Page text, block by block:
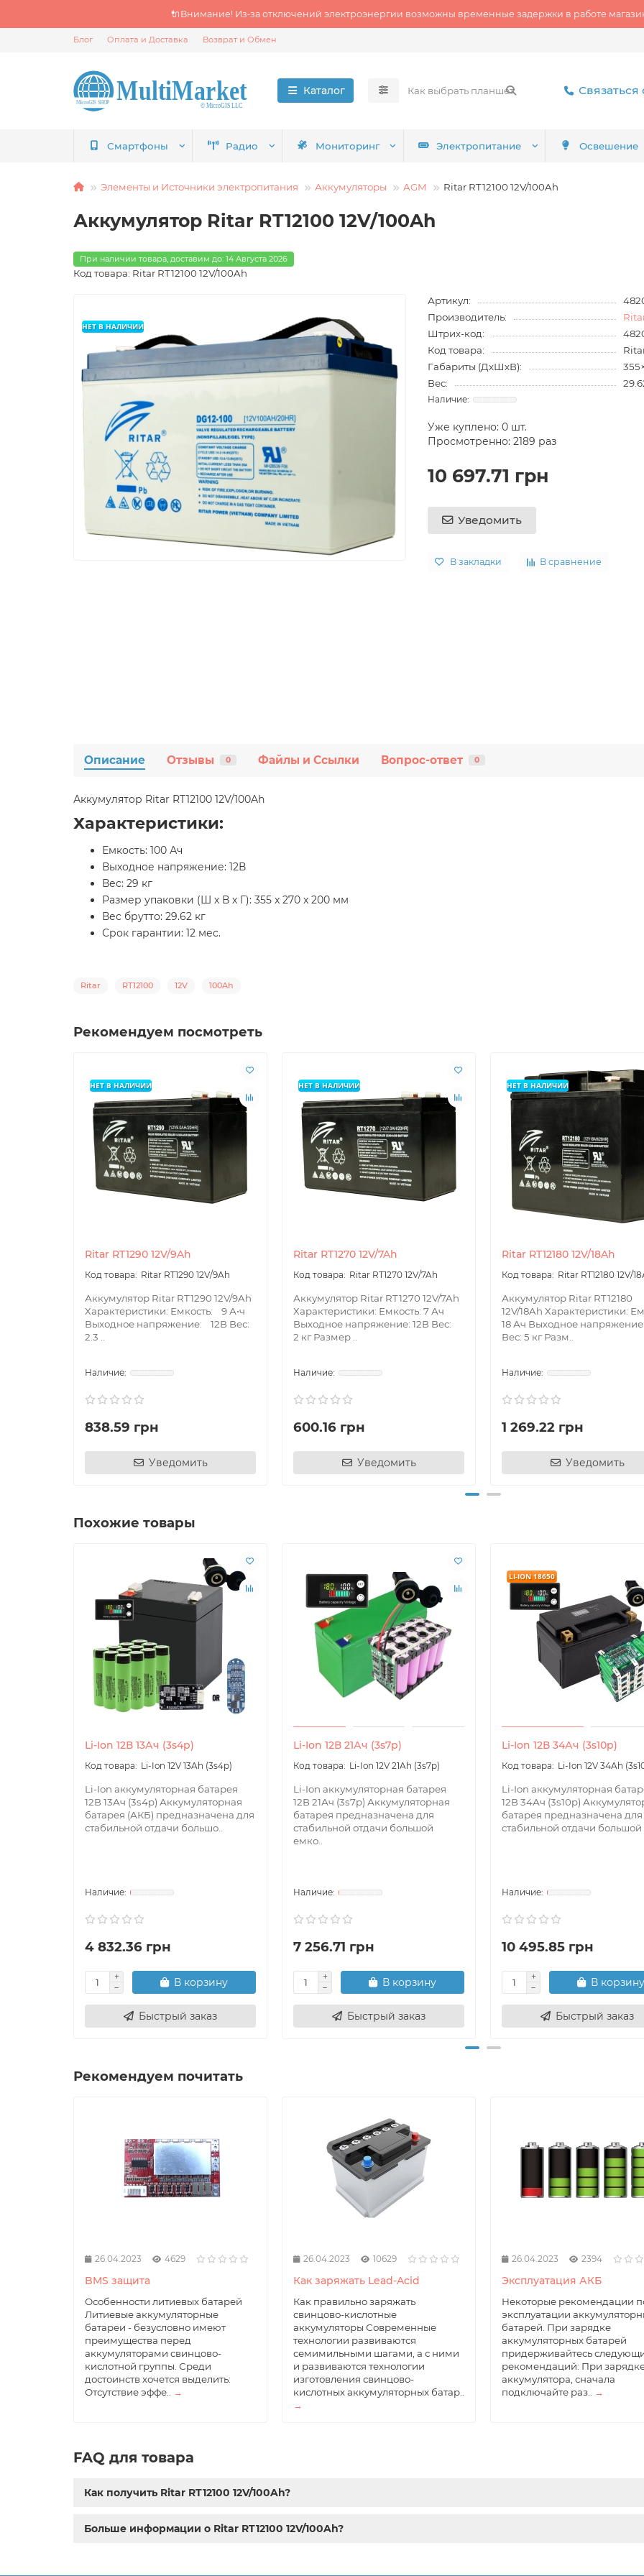
🔌Внимание! Из‑за отключений электроэнергии возможны временные задержки в работе
Блог Оплата и Доставка Возврат и Обмен
Каталог Связаться
Смартфоны Радио Мониторинг Электропитание Освешение
Элементы и Источники электропитания Аккумуляторы AGM Ritar RT12100 12V/100Ah
Аккумулятор Ritar RT12100 12V/100Ah
При наличии товара, доставим до: 14 Августа 2026
Код товара: Ritar RT12100 12V/100Ah
НЕТ В НАЛИЧИИ
Артикул:
Производитель:
Штрих-код:
Код товара:
Габариты (ДхШхВ):
Вес:
Уже куплено:0 шт.
Просмотренно: 2189 раз
10 697.71 грн
Уведомить
В закладки В сравнение
Описание Отзывы 0 Файлы и Ссылки Вопрос-ответ 0
Аккумулятор Ritar RT12100 12V/100Ah
Характеристики:
Емкость: 100 Ач
Выходное напряжение: 12В
Вес: 29 кг
Размер упаковки (Ш х В х Г): 355 x 270 x 200 мм
Вес брутто: 29.62 кг
Срок гарантии: 12 мес.
Ritar RT12100 12V 100Ah
Рекомендуем посмотреть
Ritar RT1290 12V/9Ah
Ritar RT1290 12V/9Ah
Аккумулятор Ritar RT1290 12V/9Ah
Характеристики: Емкость: 9 А•ч
Выходное напряжение: 12В Вес:
2.3 ..
НЕТ В НАЛИЧИИ
838.59 грн
Уведомить
Ritar RT1270 12V/7Ah
Ritar RT1270 12V/7Ah
Аккумулятор Ritar RT1270 12V/7Ah
Характеристики: Емкость: 7 Ач
Выходное напряжение: 12В Вес:
2 кг Размер ..
НЕТ В НАЛИЧИИ
600.16 грн
Уведомить
Ritar RT12180 12V/18Ah
Ritar RT12180 12V/
Аккумулятор Ritar RT12180
12V/18Ah Характеристики:
18 Ач Выходное
Вес: 5 кг Разм..
НЕТ В НАЛИЧИИ
1 269.22 грн
Уведомить
Похожие товары
Li-Ion 12В 13Ач (3s4p)
Li-Ion 12V 13Ah (3s4p)
Li-Ion аккумуляторная батарея
12В 13Ач (3s4p) Аккумуляторная
батарея (АКБ) предназначена для
стабильной отдачи большо..
4 832.36 грн
В корзину
Быстрый заказ
Li-Ion 12В 21Ач (3s7p)
Li-Ion 12V 21Ah (3s7p)
Li-Ion аккумуляторная батарея
12В 21Ач (3s7p) Аккумуляторная
батарея предназначена для
стабильной отдачи большой
емко..
7 256.71 грн
В корзину
Быстрый заказ
Li-Ion 12В 34Ач (3s10p)
Li-Ion 12V 34Ah
Li-Ion аккумуляторная
12В 34Ач (3s10p)
батарея предназначена для
стабильной отдачи большой
LI-ION 18650
10 495.85 грн
В корзину
Быстрый заказ
Рекомендуем почитать
26.04.2023 4629
BMS защита
Особенности литиевых батарей
Литиевые аккумуляторные
батареи - безусловно имеют
преимущества перед
аккумуляторами свинцово-
кислотной группы. Среди
достоинств хочется выделить:
Отсутствие эффе..
→
26.04.2023 10629
Как заряжать Lead-Acid
Как правильно заряжать
свинцово-кислотные
аккумуляторы Современные
технологии развиваются
семимильными шагами, а с ними
и развиваются технологии
изготовления свинцово-
кислотных аккумуляторных батар..
→
26.04.2023 2394
Эксплуатация АКБ
Некоторые рекомендации
эксплуатации
батарей. При зарядке
аккумуляторных батарей
придерживайтесь
рекомендаций: При
аккумулятора, сначала
подключайте раз..
→
FAQ для товара
Как получить Ritar RT12100 12V/100Ah?
Больше информации о Ritar RT12100 12V/100Ah?